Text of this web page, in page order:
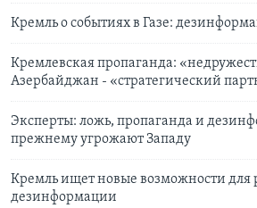
Кремль о событиях в Газе:
Кремлевская пропаганда:
Азербайджан - «стратегический
Эксперты: ложь, пропаганда и
прежнему угрожают Западу
Кремль ищет новые возможности для
дезинформации